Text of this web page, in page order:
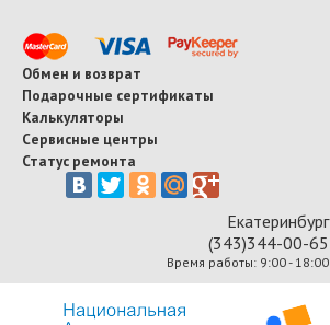
Обмен и возврат
Подарочные сертификаты
Калькуляторы
Сервисные центры
Статус ремонта
Екатеринбург
(343)344-00-65
Время работы: 9:00 - 18:00